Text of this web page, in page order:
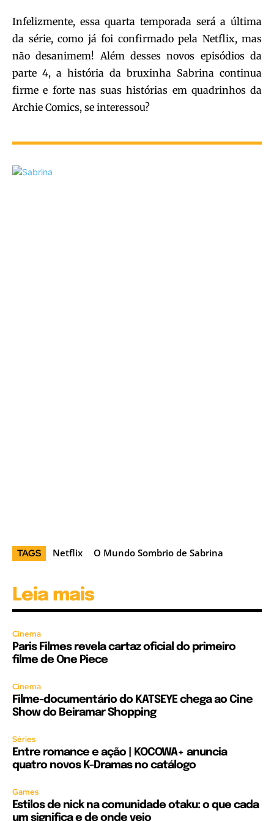
Infelizmente, essa quarta temporada será a última
da série, como já foi confirmado pela Netflix, mas
não desanimem! Além desses novos episódios da
parte 4, a história da bruxinha Sabrina continua
firme e forte nas suas histórias em quadrinhos da
Archie Comics, se interessou?
TAGS Netflix O Mundo Sombrio de Sabrina
Leia mais
Cinema
Paris Filmes revela cartaz oficial do primeiro
filme de One Piece
Cinema
Filme-documentário do KATSEYE chega ao Cine
Show do Beiramar Shopping
Séries
Entre romance e ação | KOCOWA+ anuncia
quatro novos K-Dramas no catálogo
Games
Estilos de nick na comunidade otaku: o que cada
um significa e de onde veio